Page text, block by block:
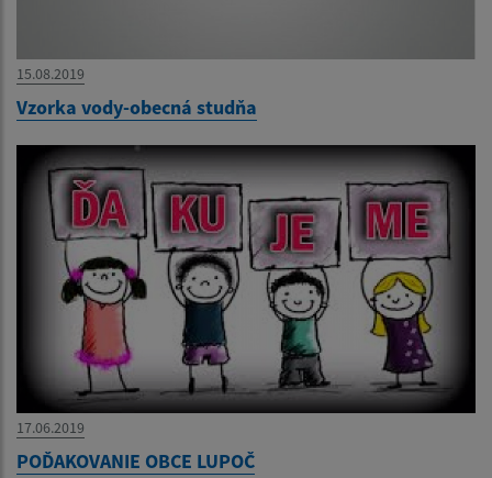
15.08.2019
Vzorka vody-obecná studňa
17.06.2019
POĎAKOVANIE OBCE LUPOČ